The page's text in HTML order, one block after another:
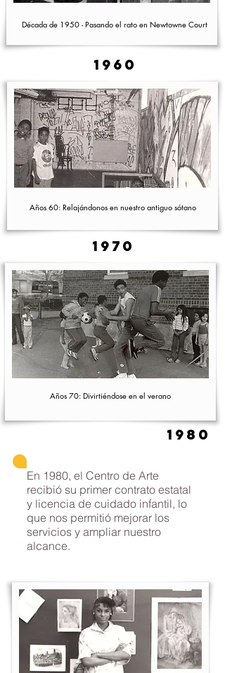
Década de 1950 - Pasando el rato en Newtowne Court
1960
Años 60: Relajándonos en nuestro antiguo sótano
1970
Años 70: Divirtiéndose en el verano
1980
En 1980, el Centro de Arte
recibió su primer contrato estatal
y licencia de cuidado infantil, lo
que nos permitió mejorar los
servicios y ampliar nuestro
alcance.